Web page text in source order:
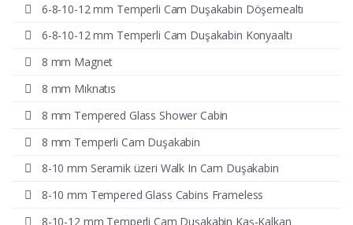
6-8-10-12 mm Temperli Cam Duşakabin Döşemealtı
6-8-10-12 mm Temperli Cam Duşakabin Konyaaltı
8 mm Magnet
8 mm Mıknatıs
8 mm Tempered Glass Shower Cabin
8 mm Temperli Cam Duşakabin
8-10 mm Seramik üzeri Walk In Cam Duşakabin
8-10 mm Tempered Glass Cabins Frameless
8-10-12 mm Temperli Cam Duşakabin Kaş-Kalkan